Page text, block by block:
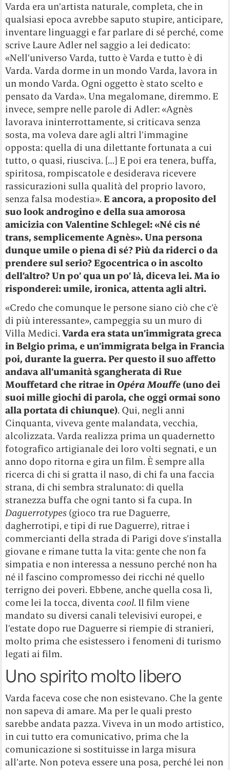
Varda era un’artista naturale, completa, che in
qualsiasi epoca avrebbe saputo stupire, anticipare,
inventare linguaggi e far parlare di sé perché, come
scrive Laure Adler nel saggio a lei dedicato:
«Nell’universo Varda, tutto è Varda e tutto è di
Varda. Varda dorme in un mondo Varda, lavora in
un mondo Varda. Ogni oggetto è stato scelto e
pensato da Varda». Una megalomane, diremmo. E
invece, sempre nelle parole di Adler: «Agnès
lavorava ininterrottamente, si criticava senza
sosta, ma voleva dare agli altri l’immagine
opposta: quella di una dilettante fortunata a cui
tutto, o quasi, riusciva. […] E poi era tenera, buffa,
spiritosa, rompiscatole e desiderava ricevere
rassicurazioni sulla qualità del proprio lavoro,
senza falsa modestia».E ancora, a proposito del
suo look androgino e della sua amorosa
amicizia con Valentine Schlegel: «Né cis né
trans, semplicemente Agnès». Una persona
dunque umile o piena di sé? Più da riderci o da
prendere sul serio? Egocentrica o in ascolto
dell’altro? Un po’ qua un po’ là, diceva lei. Ma io
risponderei: umile, ironica, attenta agli altri.
«Credo che comunque le persone siano ciò che c’è
di più interessante», campeggia su un muro di
Villa Medici.Varda era stata un’immigrata greca
in Belgio prima, e un’immigrata belga in Francia
poi, durante la guerra. Per questo il suo affetto
andava all’umanità sgangherata di Rue
Mouffetard che ritrae in Opéra Mouffe (uno dei
suoi mille giochi di parola, che oggi ormai sono
alla portata di chiunque). Qui, negli anni
Cinquanta, viveva gente malandata, vecchia,
alcolizzata. Varda realizza prima un quadernetto
fotografico artigianale dei loro volti segnati, e un
anno dopo ritorna e gira un film. È sempre alla
ricerca di chi si gratta il naso, di chi fa una faccia
strana, di chi sembra stralunato: di quella
stranezza buffa che ogni tanto si fa cupa. In
Daguerrotypes (gioco tra rue Daguerre,
dagherrotipi, e tipi di rue Daguerre), ritrae i
commercianti della strada di Parigi dove s’installa
giovane e rimane tutta la vita: gente che non fa
simpatia e non interessa a nessuno perché non ha
né il fascino compromesso dei ricchi né quello
terrigno dei poveri. Ebbene, anche quella cosa lì,
come lei la tocca, diventa cool. Il film viene
mandato su diversi canali televisivi europei, e
l’estate dopo rue Daguerre si riempie di stranieri,
molto prima che esistessero i fenomeni di turismo
legati ai film.
Uno spirito molto libero
Varda faceva cose che non esistevano. Che la gente
non sapeva di amare. Ma per le quali presto
sarebbe andata pazza. Viveva in un modo artistico,
in cui tutto era comunicativo, prima che la
comunicazione si sostituisse in larga misura
all’arte. Non poteva essere una posa, perché lei non